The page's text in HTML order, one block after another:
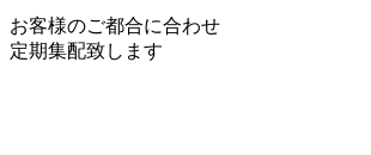
お客様のご都合に合わせ
定期集配致します